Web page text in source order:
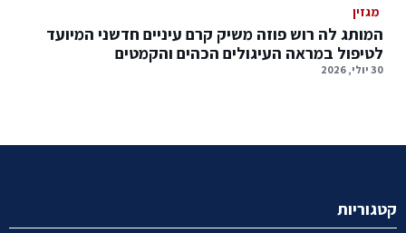
מגזין
המותג לה רוש פוזה משיק קרם עיניים חדשני המיועד
לטיפול במראה העיגולים הכהים והקמטים
30 יולי, 2026
קטגוריות